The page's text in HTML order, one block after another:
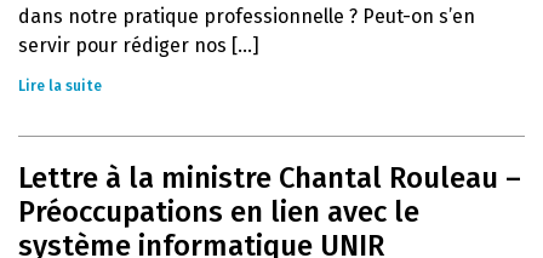
dans notre pratique professionnelle ? Peut-on s’en
servir pour rédiger nos [...]
Lire la suite
Lettre à la ministre Chantal Rouleau –
Préoccupations en lien avec le
système informatique UNIR